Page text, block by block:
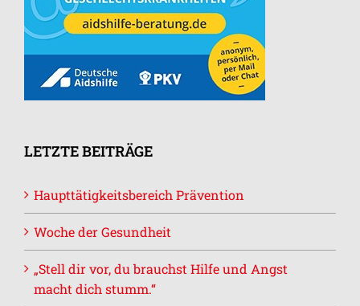
LETZTE BEITRÄGE
Haupttätigkeitsbereich Prävention
Woche der Gesundheit
„Stell dir vor, du brauchst Hilfe und Angst
macht dich stumm.“